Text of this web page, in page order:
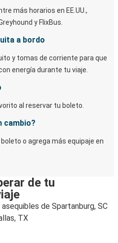
más horarios en EE.UU.,
y FlixBus.
a bordo
y tomas de corriente para que
energía durante tu viaje.
al reservar tu boleto.
cambio?
o agrega más equipaje en
de tu
de Spartanburg, SC
TX